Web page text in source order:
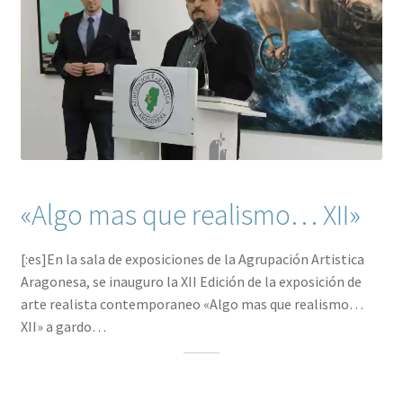
«Algo mas que realismo… XII»
[:es]En la sala de exposiciones de la Agrupación Artistica
Aragonesa, se inauguro la XII Edición de la exposición de
arte realista contemporaneo «Algo mas que realismo…
XII» a gardo…